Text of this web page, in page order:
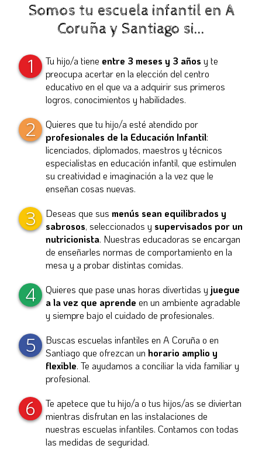
Somos tu escuela infantil en A
Coruña y Santiago si...
1 Tu hijo/a tiene entre 3 meses y 3 años y te
preocupa acertar en la elección del centro
educativo en el que va a adquirir sus primeros
logros, conocimientos y habilidades.
2
Quieres que tu hijo/a esté atendido por
profesionales de la Educación Infantil:
licenciados, diplomados, maestros y técnicos
especialistas en educación infantil, que estimulen
su creatividad e imaginación a la vez que le
enseñan cosas nuevas.
3 Deseas que sus menús sean equilibrados y
sabrosos, seleccionados y supervisados por un
nutricionista. Nuestras educadoras se encargan
de enseñarles normas de comportamiento en la
mesa y a probar distintas comidas.
4 Quieres que pase unas horas divertidas y juegue
a la vez que aprende en un ambiente agradable
y siempre bajo el cuidado de profesionales.
5
Buscas escuelas infantiles en A Coruña o en
Santiago que ofrezcan un horario amplio y
flexible. Te ayudamos a conciliar la vida familiar y
profesional.
6
Te apetece que tu hijo/a o tus hijos/as se diviertan
mientras disfrutan en las instalaciones de
nuestras escuelas infantiles. Contamos con todas
las medidas de seguridad.